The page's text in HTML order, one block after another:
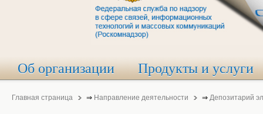
Об организации Продукты и услуги
Главная страница ⇒ Направление деятельности ⇒ Депозитарий